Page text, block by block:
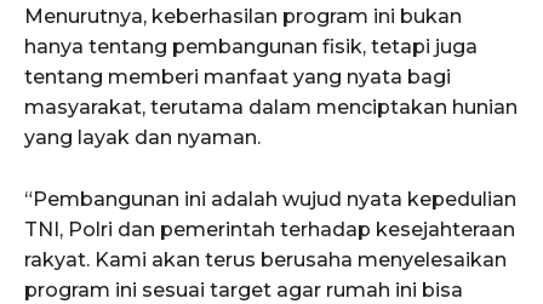
Menurutnya, keberhasilan program ini bukan
hanya tentang pembangunan fisik, tetapi juga
tentang memberi manfaat yang nyata bagi
masyarakat, terutama dalam menciptakan hunian
yang layak dan nyaman.
“Pembangunan ini adalah wujud nyata kepedulian
TNI, Polri dan pemerintah terhadap kesejahteraan
rakyat. Kami akan terus berusaha menyelesaikan
program ini sesuai target agar rumah ini bisa